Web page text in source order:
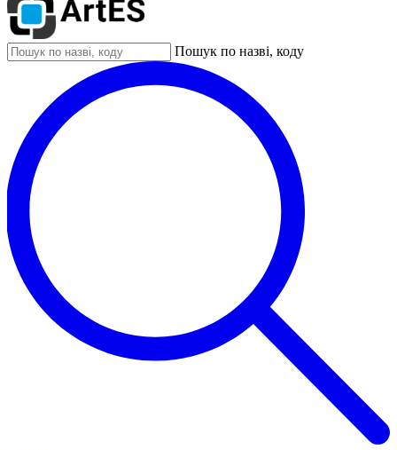
Пошук по назві, коду